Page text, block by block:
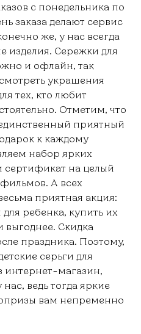
с понедельника по
заказа делают сервис
же, у нас всегда
изделия. Сережки для
и офлайн, так
украшения
тех, кто любит
Отметим, что
приятный
к каждому
набор ярких
сертификат на целый
А всех
приятная акция:
для ребенка, купить их
выгоднее. Скидка
праздника. Поэтому,
серьги для
интернет-магазин,
нас, ведь тогда яркие
вам непременно